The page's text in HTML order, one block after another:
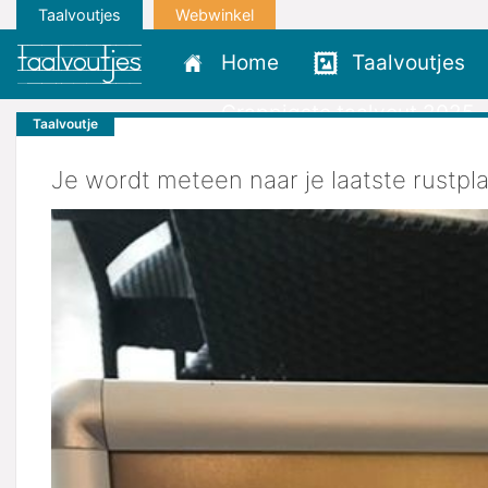
Taalvoutjes Webwinkel
Home
Taalvoutjes
Grappigste taalvout 2025
Taalvoutje
Je wordt meteen naar je laatste